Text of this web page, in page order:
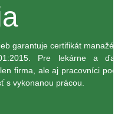
garantuje certifikát
Pre lekárne a
firma, ale aj pracovníci
s vykonanou prácou.